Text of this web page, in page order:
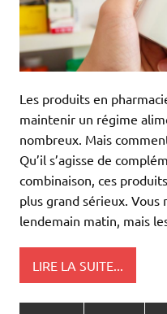
Les produits en
maintenir un régime
nombreux. Mais
Qu’il s’agisse de
combinaison, ces
plus grand sérieux. Vous
lendemain matin, mais
LIRE LA SUITE...